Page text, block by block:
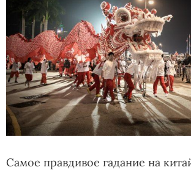
Самое правдивое гадание на